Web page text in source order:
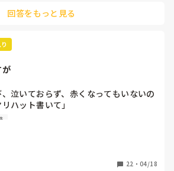
してます。
回答をもっと見る
が
泣いておらず、赤くなってもいないの
ハット書いて」
ない）
内容でも
22 ・ 04/18